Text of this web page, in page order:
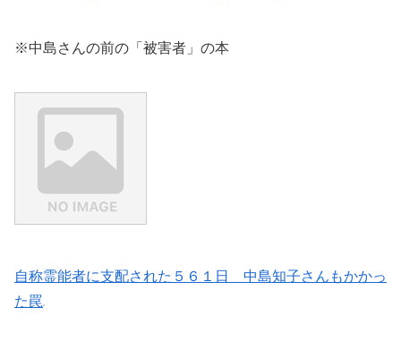
※中島さんの前の「被害者」の本
自称霊能者に支配された５６１日 中島知子さんもかかっ
た罠